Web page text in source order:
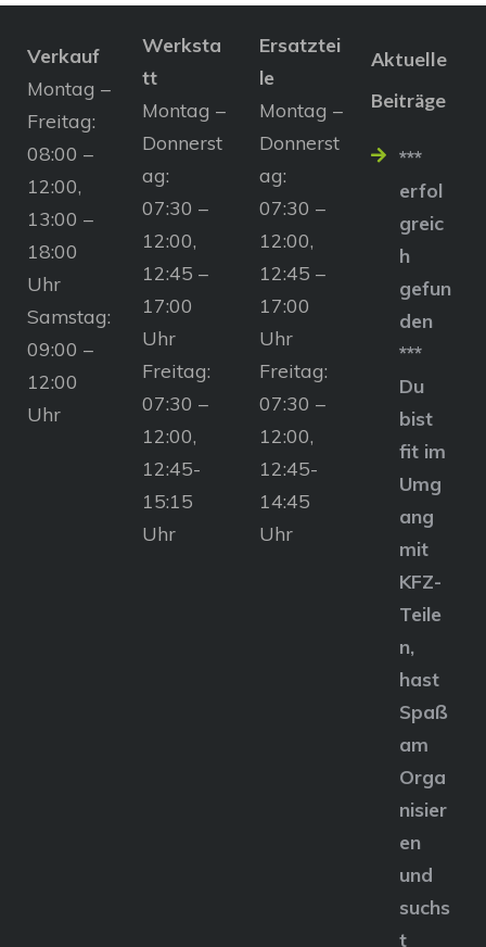
Verkauf
Montag –
Freitag:
08:00 –
12:00,
13:00 –
18:00
Uhr
Samstag:
09:00 –
12:00
Uhr
Werksta
tt
Montag –
Donnerst
ag:
07:30 –
12:00,
12:45 –
17:00
Uhr
Freitag:
07:30 –
12:00,
12:45-
15:15
Uhr
Ersatztei
le
Montag –
Donnerst
ag:
07:30 –
12:00,
12:45 –
17:00
Uhr
Freitag:
07:30 –
12:00,
12:45-
14:45
Uhr
Aktuelle
Beiträge
***
erfol
greic
h
gefun
den
***
Du
bist
fit im
Umg
ang
mit
KFZ-
Teile
n,
hast
Spaß
am
Orga
nisier
en
und
suchs
t